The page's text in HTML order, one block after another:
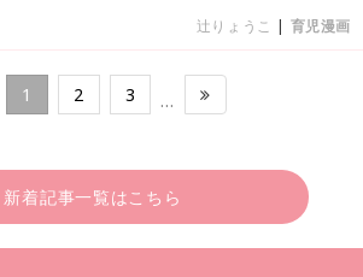
辻りょうこ | 育児漫画
1 2 3 …
新着記事一覧はこちら